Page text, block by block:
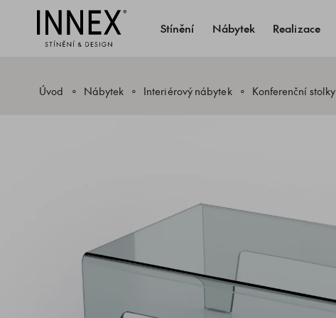
Stínění Nábytek Realizace
Úvod Nábytek Interiérový nábytek Konferenční stolky